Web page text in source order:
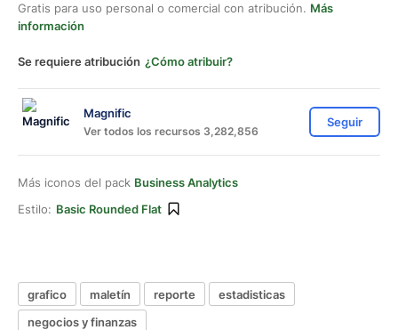
Gratis para uso personal o comercial con atribución. Más
información
Se requiere atribución ¿Cómo atribuir?
Magnific
Ver todos los recursos 3,282,856
Seguir
Más iconos del pack Business Analytics
Estilo: Basic Rounded Flat
grafico maletín reporte
estadisticas
negocios y finanzas